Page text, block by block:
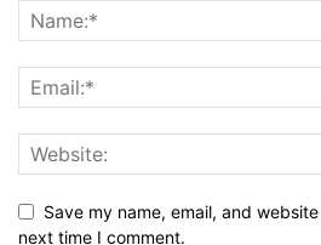
Save my name, email, and
next time I comment.